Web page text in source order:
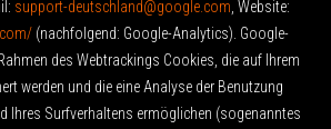
support-deutschland@google.com , Website:
(nachfolgend: Google-Analytics). Google-
des Webtrackings Cookies, die auf Ihrem
werden und die eine Analyse der Benutzung
Ihres Surfverhaltens ermöglichen (sogenanntes